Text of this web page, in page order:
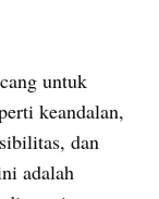
untuk
keandalan,
dan
adalah